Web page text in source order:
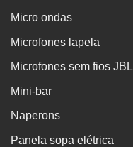
Micro ondas
Microfones lapela
Microfones sem fios JBL
Mini-bar
Naperons
Panela sopa elétrica